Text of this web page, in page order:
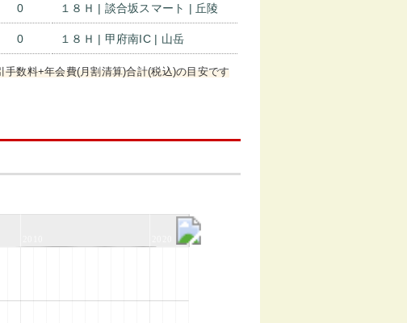
0 １８Ｈ | 談合坂スマート | 丘陵
0 １８Ｈ | 甲府南IC | 山岳
数料+年会費(月割清算)合計(税込)の目安です